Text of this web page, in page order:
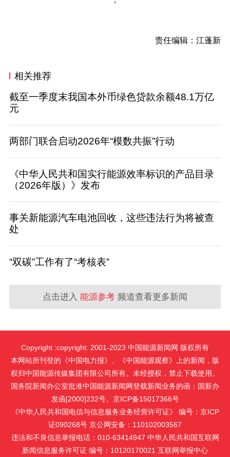
责任编辑：江蓬新
相关推荐
截至一季度末我国本外币绿色贷款余额48.1万亿
元
两部门联合启动2026年“模数共振”行动
《中华人民共和国实行能源效率标识的产品目录
（2026年版）》发布
事关新能源汽车电池回收，这些违法行为将被查
处
“双碳”工作有了“考核表”
点击进入 能源参考 频道查看更多新闻
Copyright :copyright: 2001-2023 中国能源新闻网 版权所有
本网站所刊登的《中国电力报》、《中国能源观察》上的新闻，版
权归中国能源传媒集团有限公司所有。未经授权，禁止下载使用。
国务院新闻办公室批准中国能源新闻网登载新闻业务的函：国新办
发函[2000]232号。京ICP备15017366号
《中华人民共和国电信与信息服务业务经营许可证》 编号：京ICP
证090268号 京公网安备：110102003567
违法和不良信息举报电话：010-63414947 中华人民共和国互联网
新闻信息服务许可证 编号：10120170021 互联网举报中心